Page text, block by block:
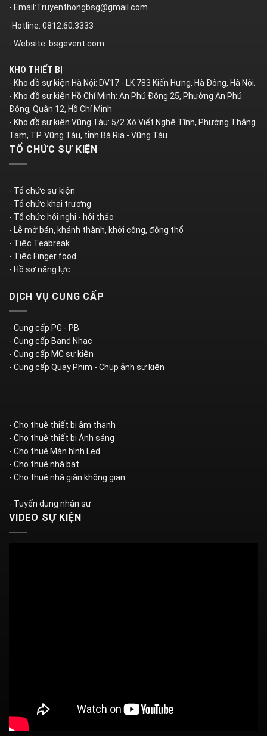
- Email:Truyenthongbsg@gmail.com
-Hotline: 0812.60.3333
- Website: bsgevent.com
KHO THIẾT BỊ
- Kho đồ sự kiện Hà Nội: DV17 - LK 783 Kiến Hưng, Hà Đông, Hà Nội.
- Kho đồ sự kiện Hồ Chí Minh: An Phú Đông 25, Phường An Phú
Đông, Quận 12, Hồ Chí Minh
- Kho đồ sự kiện Vũng Tàu: 5/2 Xô Viết Nghệ Tĩnh, Phường Thắng
Tam, TP. Vũng Tàu, tỉnh Bà Rịa - Vũng Tàu
TỔ CHỨC SỰ KIỆN
- Tổ chức sự kiện
- Tổ chức khai trương
- Tổ chức hội nghị - hội thảo
- Lễ mở bán, khánh thành, khởi công, động thổ
- Tiệc Teabreak
- Tiệc Finger food
- Hồ sơ năng lực
DỊCH VỤ CUNG CẤP
- Cung cấp PG - PB
- Cung cấp Band Nhạc
- Cung cấp MC sự kiện
- Cung cấp Quay Phim - Chụp ảnh sự kiện
- Cho thuê thiết bị âm thanh
- Cho thuê thiết bị Ánh sáng
- Cho thuê Màn hình Led
- Cho thuê nhà bạt
- Cho thuê nhà giàn không gian
- Tuyển dụng nhân sự
VIDEO SỰ KIỆN